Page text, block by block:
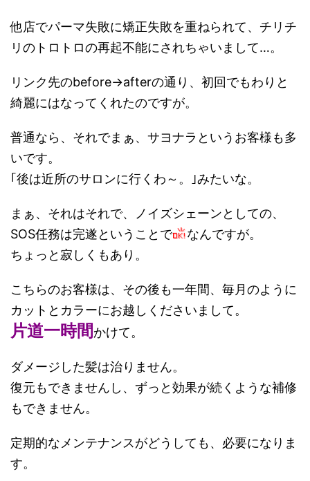
他店でパーマ失敗に矯正失敗を重ねられて、チリチ
リのトロトロの再起不能にされちゃいまして…。
リンク先のbefore→afterの通り、初回でもわりと
綺麗にはなってくれたのですが。
普通なら、それでまぁ、サヨナラというお客様も多
いです。
｢後は近所のサロンに行くわ～。｣みたいな。
まぁ、それはそれで、ノイズシェーンとしての、
SOS任務は完遂ということで
なんですが。
ちょっと寂しくもあり。
こちらのお客様は、その後も一年間、毎月のように
カットとカラーにお越しくださいまして。
片道一時間かけて。
ダメージした髪は治りません。
復元もできませんし、ずっと効果が続くような補修
もできません。
定期的なメンテナンスがどうしても、必要になりま
す。